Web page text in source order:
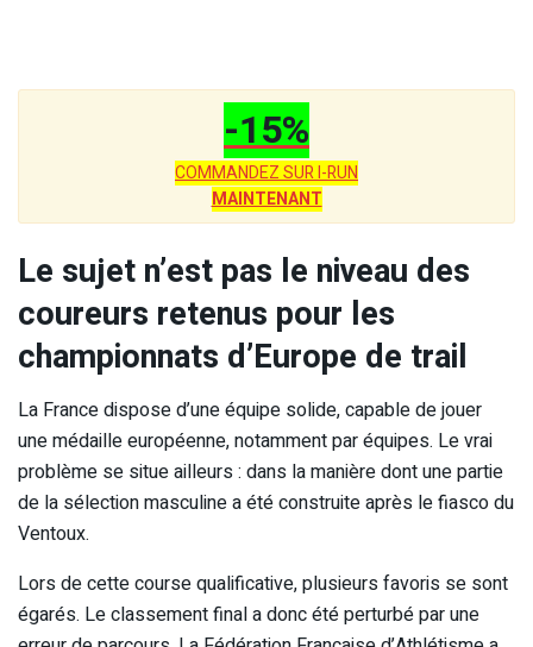
-15%
COMMANDEZ SUR I-RUN
MAINTENANT
Le sujet n’est pas le niveau des
coureurs retenus pour les
championnats d’Europe de trail
La France dispose d’une équipe solide, capable de jouer
une médaille européenne, notamment par équipes. Le vrai
problème se situe ailleurs : dans la manière dont une partie
de la sélection masculine a été construite après le fiasco du
Ventoux.
Lors de cette course qualificative, plusieurs favoris se sont
égarés. Le classement final a donc été perturbé par une